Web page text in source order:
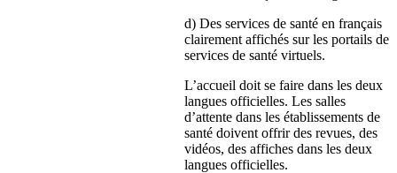
d) Des services de santé en français
clairement affichés sur les portails de
services de santé virtuels.
L’accueil doit se faire dans les deux
langues officielles. Les salles
d’attente dans les établissements de
santé doivent offrir des revues, des
vidéos, des affiches dans les deux
langues officielles.